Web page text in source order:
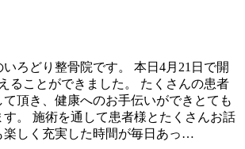
ろどり整骨院です。 本日4月21日で開
ることができました。 たくさんの患者
て頂き、健康へのお手伝いができとても
す。 施術を通して患者様とたくさんお話
楽しく充実した時間が毎日あっ…